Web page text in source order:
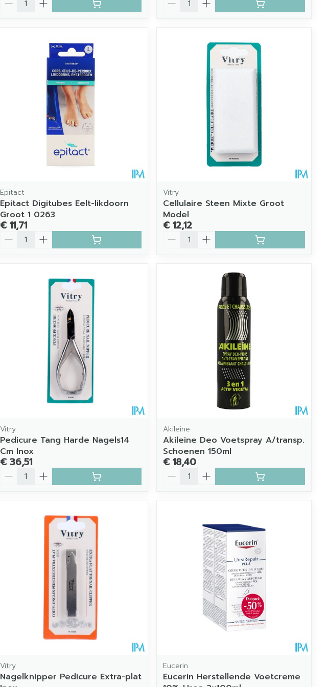
Epitact
Epitact Digitubes Eelt-likdoorn
Groot 1 0263
€ 11,71
Aantal
Vitry
Cellulaire Steen Mixte Groot
Model
€ 12,12
Aantal
Vitry
Pedicure Tang Harde Nagels14
Cm Inox
€ 36,51
Aantal
Akileine
Akileine Deo Voetspray A/transp.
Schoenen 150ml
€ 18,40
Aantal
Vitry
Nagelknipper Pedicure Extra-plat
Eucerin
Eucerin Herstellende Voetcreme